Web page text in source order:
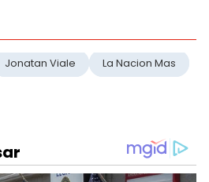
Jonatan Viale La Nacion Mas